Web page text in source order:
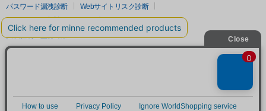
パスワード漏洩診断
Webサイトリスク診断
セキュリティ相談AIチャットボット
実在証明・盗聴対策
サイバー攻撃対策（GMOサイバーセキュリティ byイエラエ）